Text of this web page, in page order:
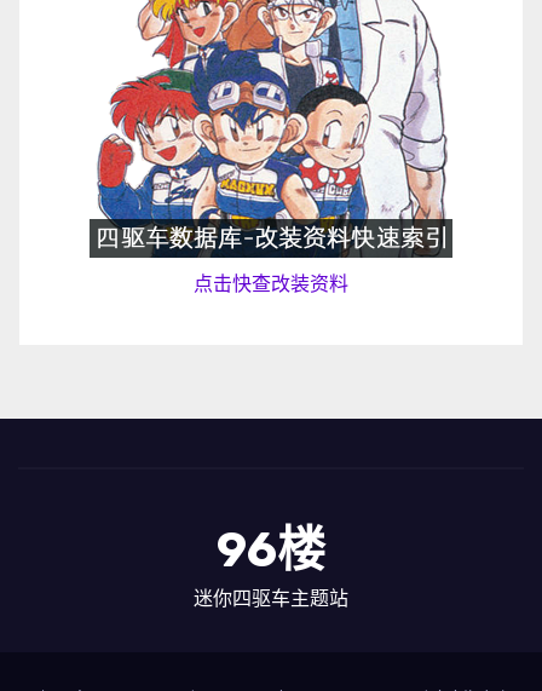
点击快查改装资料
96楼
迷你四驱车主题站